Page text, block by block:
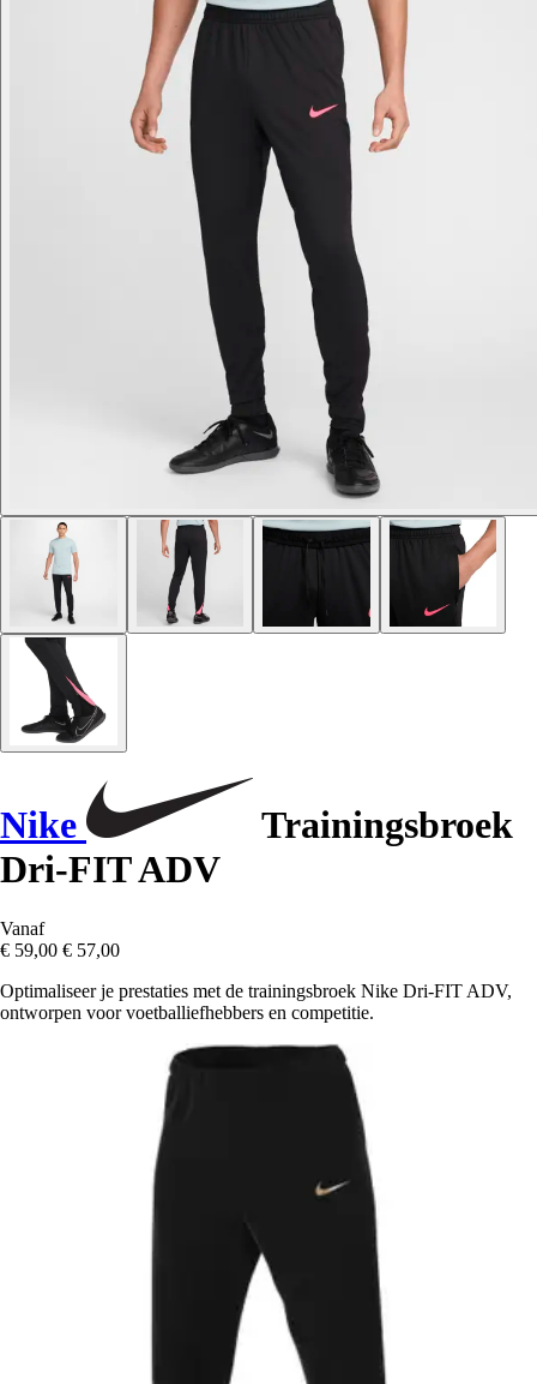
Nike
Trainingsbroek
Dri-FIT ADV
Vanaf
€ 59,00 € 57,00
Optimaliseer je prestaties met de trainingsbroek Nike Dri-FIT ADV,
ontworpen voor voetballiefhebbers en competitie.